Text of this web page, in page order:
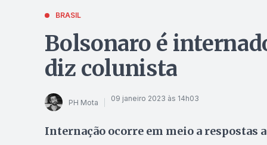
BRASIL
Bolsonaro é
diz colunista
PH Mota 09 janeiro 2023 às 14h03
Internação ocorre em meio a